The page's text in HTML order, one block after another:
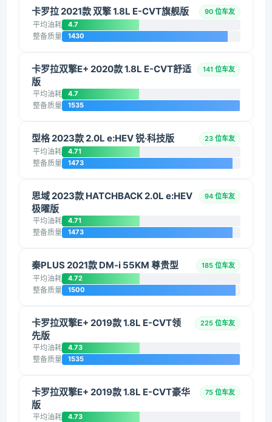
卡罗拉 2021款 双擎 1.8L E-CVT旗舰版 90 位车友
平均油耗 4.7
整备质量 1430
卡罗拉双擎E+ 2020款 1.8L E-CVT舒适
版
141 位车友
平均油耗 4.7
整备质量 1535
型格 2023款 2.0L e:HEV 锐·科技版 23 位车友
平均油耗 4.71
整备质量 1473
思域 2023款 HATCHBACK 2.0L e:HEV
极曜版
94 位车友
平均油耗 4.71
整备质量 1473
秦PLUS 2021款 DM-i 55KM 尊贵型 185 位车友
平均油耗 4.72
整备质量 1500
卡罗拉双擎E+ 2019款 1.8L E-CVT领
先版
225 位车友
平均油耗 4.73
整备质量 1535
卡罗拉双擎E+ 2019款 1.8L E-CVT豪华
版
75 位车友
平均油耗 4.73